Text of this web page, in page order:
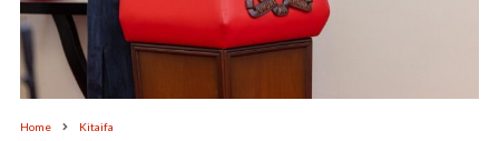
Home Kitaifa